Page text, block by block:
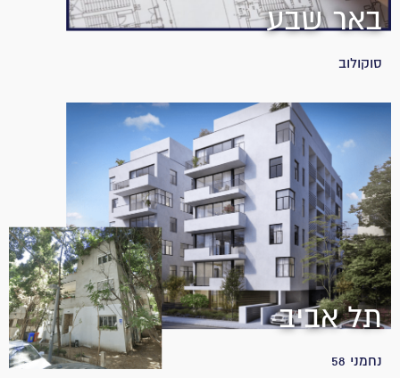
באר שבע
סוקולוב
תל אביב
נחמני 58